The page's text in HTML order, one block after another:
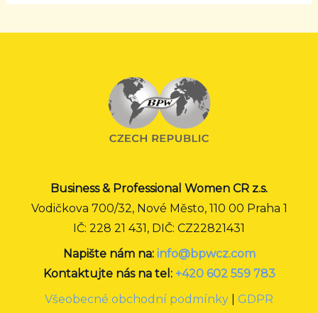
Business & Professional Women CR z.s.
Vodičkova 700/32, Nové Město, 110 00 Praha 1
IČ: 228 21 431, DIČ: CZ22821431
Napište nám na: info@bpwcz.com
Kontaktujte nás na tel: +420 602 559 783
Všeobecné obchodní podmínky
GDPR